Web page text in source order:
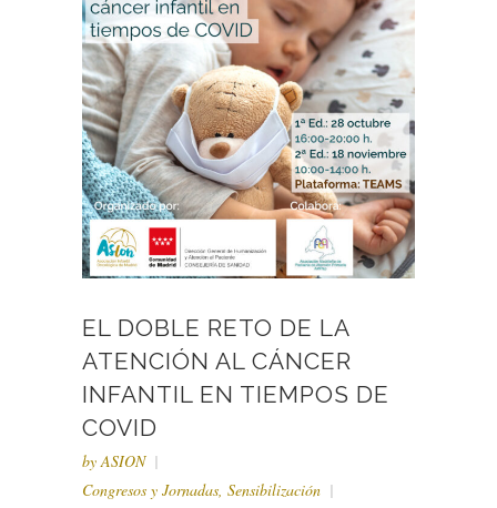
EL DOBLE RETO DE LA
ATENCIÓN AL CÁNCER
INFANTIL EN TIEMPOS DE
COVID
byASION
Congresos y Jornadas, Sensibilización